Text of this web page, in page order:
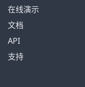
在线演示
文档
API
支持